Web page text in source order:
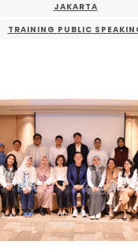
JAKARTA
TRAINING PUBLIC